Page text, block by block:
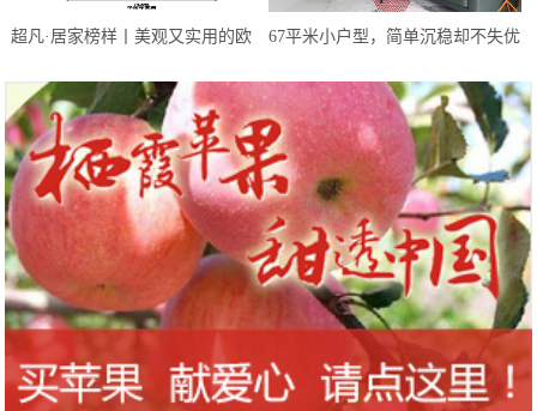
超凡·居家榜样丨美观又实用的欧
67平米小户型，简单沉稳却不失优